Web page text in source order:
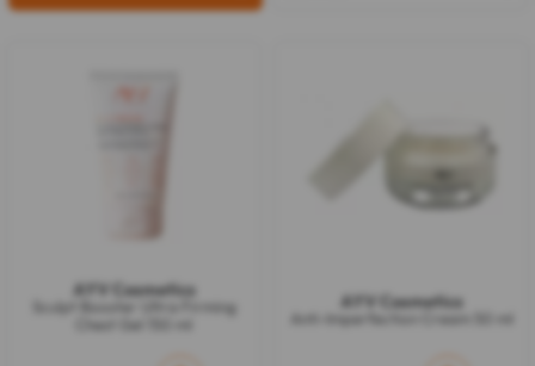
AYV Cosmetics
Sculpt Booster Ultra Firming
Chest Gel 150 ml
AYV Cosmetics